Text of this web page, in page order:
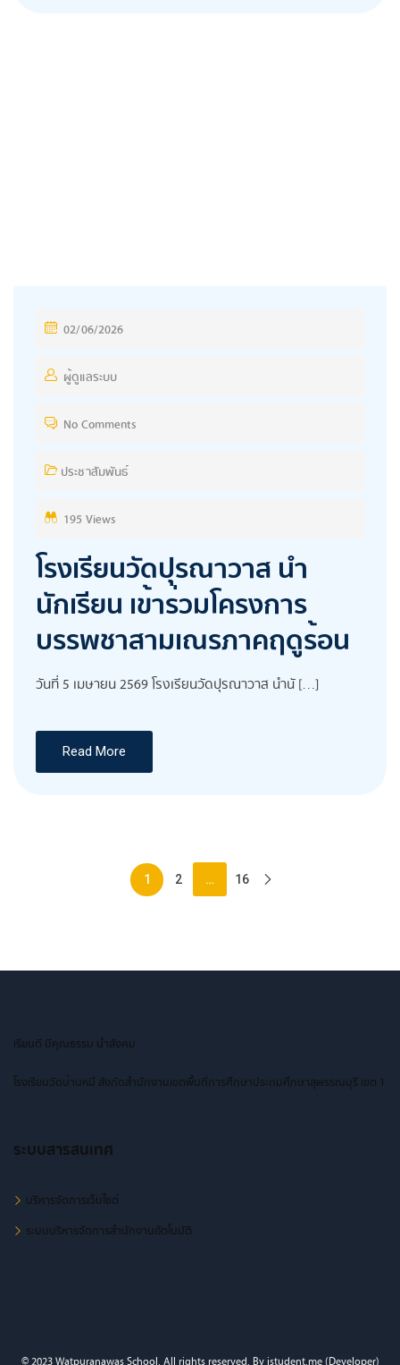
P
S
E
O
02/06/2026
ผู้ดูแลระบบ
No Comments
ประชาสัมพันธ์
195 Views
โรงเรียนวัดปุรณาวาส นำ
นักเรียน เข้าร่วมโครงการ
บรรพชาสามเณรภาคฤดูร้อน
วันที่ 5 เมษายน 2569 โรงเรียนวัดปุรณาวาส นำนั […]
Read More
1 2 … 16
เรียนดี มีคุณธรรม นำสังคม
โรงเรียนวัดบ้านหมี่ สังกัดสำนักงานเขตพื้นที่การศึกษาประถมศึกษาสุพรรณบุรี เขต 1
ระบบสารสนเทศ
บริหารจัดการเว็บไซต์
ระบบบริหารจัดการสำนักงานอัตโนมัติ
© 2023 Watpuranawas School. All rights reserved. By istudent.me (Developer)